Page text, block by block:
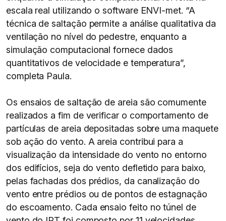
escala real utilizando o software ENVI-met. “A
técnica de saltação permite a análise qualitativa da
ventilação no nível do pedestre, enquanto a
simulação computacional fornece dados
quantitativos de velocidade e temperatura”,
completa Paula.
Os ensaios de saltação de areia são comumente
realizados a fim de verificar o comportamento de
partículas de areia depositadas sobre uma maquete
sob ação do vento. A areia contribui para a
visualização da intensidade do vento no entorno
dos edifícios, seja do vento defletido para baixo,
pelas fachadas dos prédios, da canalização do
vento entre prédios ou de pontos de estagnação
do escoamento. Cada ensaio feito no túnel de